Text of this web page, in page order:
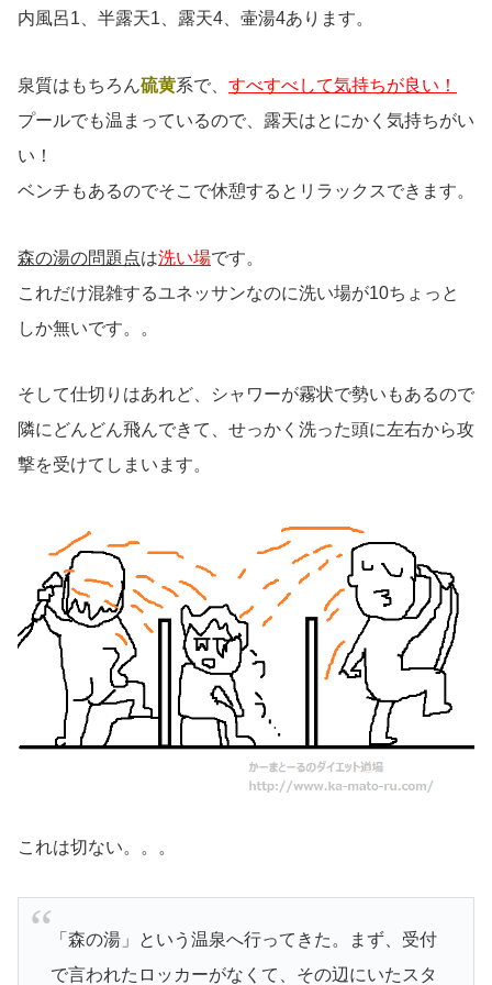
内風呂1、半露天1、露天4、壷湯4あります。
泉質はもちろん硫黄系で、 すべすべして気持ちが良い！
プールでも温まっているので、露天はとにかく気持ちがい
い！
ベンチもあるのでそこで休憩するとリラックスできます。
森の湯の問題点は洗い場です。
これだけ混雑するユネッサンなのに洗い場が10ちょっと
しか無いです。。
そして仕切りはあれど、シャワーが霧状で勢いもあるので
隣にどんどん飛んできて、せっかく洗った頭に左右から攻
撃を受けてしまいます。
これは切ない。。。
「森の湯」という温泉へ行ってきた。まず、受付
で言われたロッカーがなくて、その辺にいたスタ